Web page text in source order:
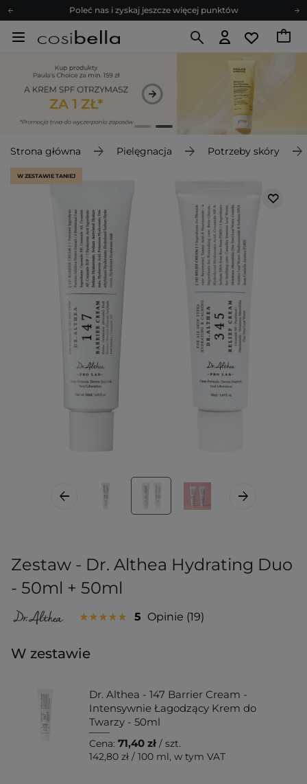
Poleć nas i zyskaj jeszcze więcej punktów
Zapisz się na newsletter pełen porad
Z nami to możliwe! Realizacja zamówienia do 24h.
Poleć nas i zyskaj jeszcze więcej punktów
Zapisz się na newsletter pełen porad
Strona główna Pielęgnacja Potrzeby skóry
W ZESTAWIE TANIEJ
Zestaw - Dr. Althea Hydrating Duo
- 50ml + 50ml
5 Opinie 19
W zestawie
Dr. Althea - 147 Barrier Cream -
Intensywnie Łagodzący Krem do
Twarzy - 50ml
Cena: 71,40 zł / szt.
142,80 zł / 100 ml, w tym VAT